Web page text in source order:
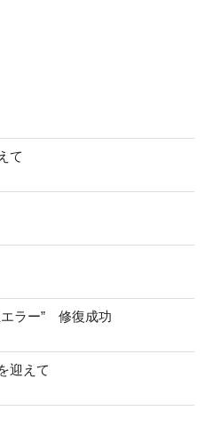
て
エラー” 修復成功
迎えて